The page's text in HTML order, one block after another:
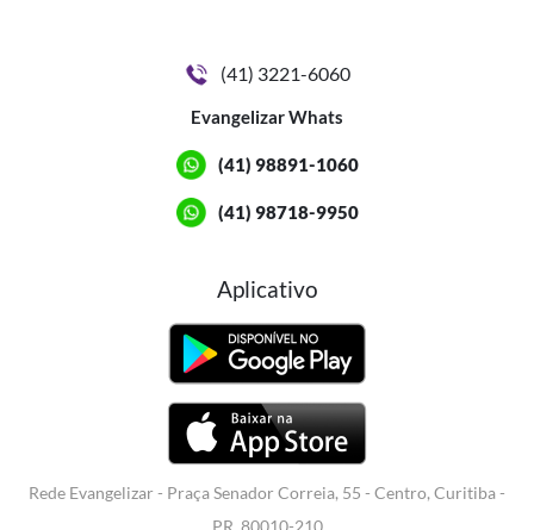
(41) 3221-6060
Evangelizar Whats
(41) 98891-1060
(41) 98718-9950
Aplicativo
Rede Evangelizar - Praça Senador Correia, 55 - Centro, Curitiba -
PR, 80010-210